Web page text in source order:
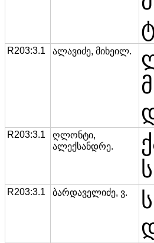
R203:3.1 ალავიძე, მიხეილ.
R203:3.1
ღლონტი,
ალექსანდრე.
R203:3.1 ბარდაველიძე, ვ.